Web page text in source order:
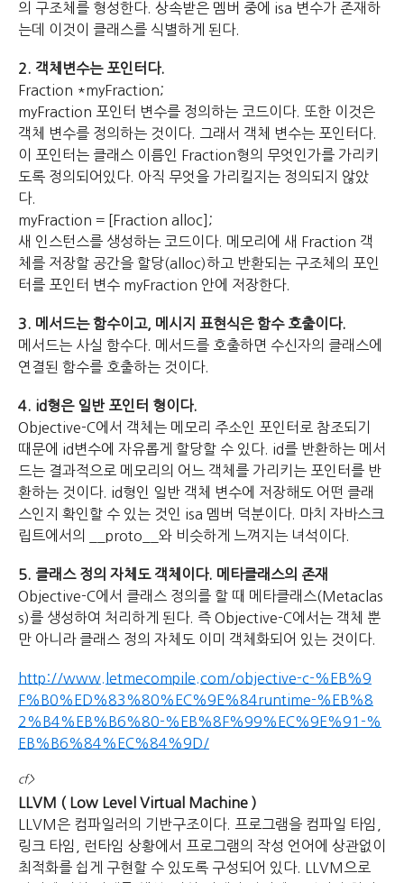
의 구조체를 형성한다. 상속받은 멤버 중에 isa 변수가 존재하
는데 이것이 클래스를 식별하게 된다.
2. 객체변수는 포인터다.
Fraction *myFraction;
myFraction 포인터 변수를 정의하는 코드이다. 또한 이것은
객체 변수를 정의하는 것이다. 그래서 객체 변수는 포인터다.
이 포인터는 클래스 이름인 Fraction형의 무엇인가를 가리키
도록 정의되어있다. 아직 무엇을 가리킬지는 정의되지 않았
다.
myFraction = [Fraction alloc];
새 인스턴스를 생성하는 코드이다. 메모리에 새 Fraction 객
체를 저장할 공간을 할당(alloc)하고 반환되는 구조체의 포인
터를 포인터 변수 myFraction 안에 저장한다.
3. 메서드는 함수이고, 메시지 표현식은 함수 호출이다.
메서드는 사실 함수다. 메서드를 호출하면 수신자의 클래스에
연결된 함수를 호출하는 것이다.
4. id형은 일반 포인터 형이다.
Objective-C에서 객체는 메모리 주소인 포인터로 참조되기
때문에 id변수에 자유롭게 할당할 수 있다. id를 반환하는 메서
드는 결과적으로 메모리의 어느 객체를 가리키는 포인터를 반
환하는 것이다. id형인 일반 객체 변수에 저장해도 어떤 클래
스인지 확인할 수 있는 것인 isa 멤버 덕분이다. 마치 자바스크
립트에서의 __proto__와 비슷하게 느껴지는 녀석이다.
5. 클래스 정의 자체도 객체이다. 메타클래스의 존재
Objective-C에서 클래스 정의를 할 때 메타클래스(Metaclas
s)를 생성하여 처리하게 된다. 즉 Objective-C에서는 객체 뿐
만 아니라 클래스 정의 자체도 이미 객체화되어 있는 것이다.
http://www.letmecompile.com/objective-c-%EB%9
F%B0%ED%83%80%EC%9E%84runtime-%EB%8
2%B4%EB%B6%80-%EB%8F%99%EC%9E%91-%
EB%B6%84%EC%84%9D/
cf>
LLVM ( Low Level Virtual Machine )
LLVM은 컴파일러의 기반구조이다. 프로그램을 컴파일 타임,
링크 타임, 런타임 상황에서 프로그램의 작성 언어에 상관없이
최적화를 쉽게 구현할 수 있도록 구성되어 있다. LLVM으로